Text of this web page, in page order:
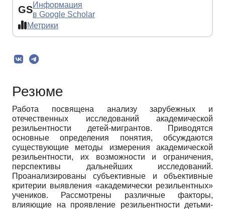
GSИнформация
в Google Scholar
Метрики
Резюме
Работа посвящена анализу зарубежных и
отечественных исследований академической
резильентности детей-мигрантов. Приводятся
основные определения понятия, обсуждаются
существующие методы измерения академической
резильентности, их возможности и ограничения,
перспективы дальнейших исследований.
Проанализированы субъективные и объективные
критерии выявления «академически резильентных»
учеников. Рассмотрены различные факторы,
влияющие на проявление резильентности детьми-